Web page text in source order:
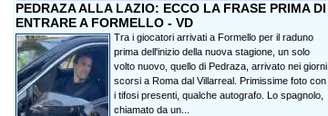
PEDRAZA ALLA LAZIO: ECCO LA FRASE PRIMA DI
ENTRARE A FORMELLO - VD
Tra i giocatori arrivati a Formello per il raduno
prima dell'inizio della nuova stagione, un solo
volto nuovo, quello di Pedraza, arrivato nei giorni
scorsi a Roma dal Villarreal. Primissime foto con
i tifosi presenti, qualche autografo. Lo spagnolo,
chiamato da un...